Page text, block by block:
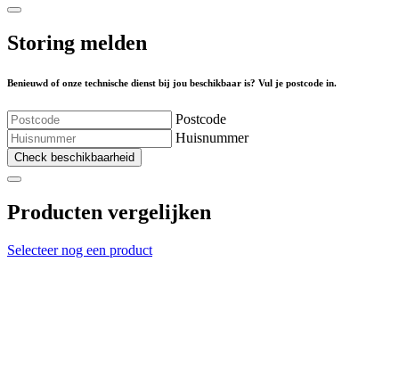
Storing melden
Benieuwd of onze technische dienst bij jou beschikbaar is? Vul je postcode in.
Postcode
Huisnummer
Check beschikbaarheid
Producten vergelijken
Selecteer nog een product